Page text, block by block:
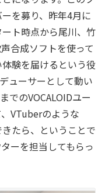
を募り、昨年4月に
ト時点から尾川、竹
合成ソフトを使って
験を届けるという役
ューサーとして動い
でのVOCALOIDユー
VTuberのような
たら、ということで
ーを担当してもらっ